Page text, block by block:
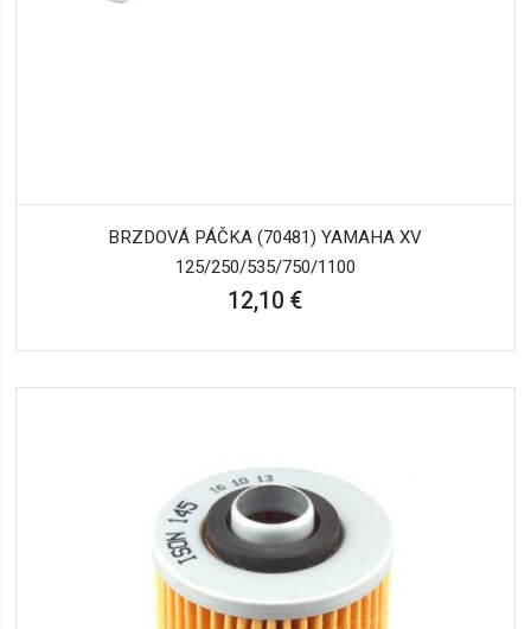
BRZDOVÁ PÁČKA (70481) YAMAHA XV
125/250/535/750/1100
12,10 €